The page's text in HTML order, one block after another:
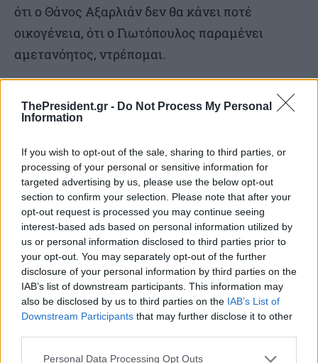
ThePresident.gr - Do Not Process My Personal
Information
If you wish to opt-out of the sale, sharing to third parties, or
processing of your personal or sensitive information for
targeted advertising by us, please use the below opt-out
section to confirm your selection. Please note that after your
opt-out request is processed you may continue seeing
interest-based ads based on personal information utilized by
us or personal information disclosed to third parties prior to
your opt-out. You may separately opt-out of the further
disclosure of your personal information by third parties on the
IAB’s list of downstream participants. This information may
also be disclosed by us to third parties on the IAB’s List of
Downstream Participants that may further disclose it to other
Personal Data Processing Opt Outs
ότι ο Θάνος Αξαρλιάν δεν θα κάνει ποτέ
οικογένεια, ότι ο Γιωτόπουλος παραμένει
αμετανόητος, ντρέπομαι.
Μάλιστα. Αν υπάρχει περίπτωση να
Ντρέπομαι και για τους κουφιοκεφαλάκηδες
που ακόμα δεν έχουν πειστεί πως ο
εγκληματίας είναι εγκληματίας και το
αμφισβητούν γιατί δεν υπάρχουν, δήθεν
τεκμήρια. Σιχάματα.
Ντρέπομαι, 4. Λογότυπο του υπουργείου
Πολιτισμού. Το επίσημο. Από κάτω, το λογότυπο